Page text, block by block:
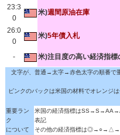
23:3
0
米)週間原油在庫
26:0
0
米)5年債入札
- 米)注目度の高い経済指標
文字が、普通→太字→赤色太字の順番で
ピンクのバックは米国の材料でオレンジ
重要ラン
ク
について
米国の経済指標は
表記
その他の経済指標は